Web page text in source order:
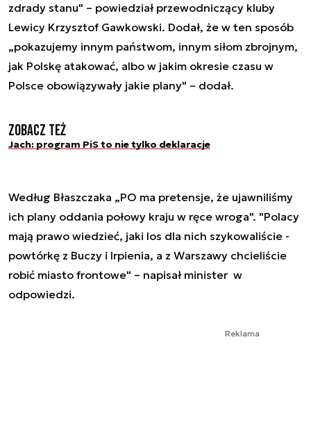
zdrady stanu" – powiedział przewodniczący kluby
Lewicy Krzysztof Gawkowski. Dodał, że w ten sposób
„pokazujemy innym państwom, innym siłom zbrojnym,
jak Polskę atakować, albo w jakim okresie czasu w
Polsce obowiązywały jakie plany" – dodał.
Zobacz też
Jach: program PiS to nie tylko deklaracje
Według Błaszczaka „PO ma pretensje, że ujawniliśmy
ich plany oddania połowy kraju w ręce wroga". "Polacy
mają prawo wiedzieć, jaki los dla nich szykowaliście -
powtórkę z Buczy i Irpienia, a z Warszawy chcieliście
robić miasto frontowe" – napisał minister w
odpowiedzi.
Reklama